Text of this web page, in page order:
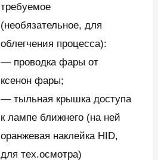
требуемое
(необязательное, для
облегчения процесса):
— проводка фары от
ксенон фары;
— тыльная крышка доступа
к лампе ближнего (на ней
оранжевая наклейка HID,
для тех.осмотра)